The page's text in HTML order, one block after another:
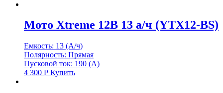
Мото Xtreme 12В 13 а/ч (YTX12-BS)
Емкость: 13 (А/ч)
Полярность: Прямая
Пусковой ток: 190 (А)
4 300 Р Купить